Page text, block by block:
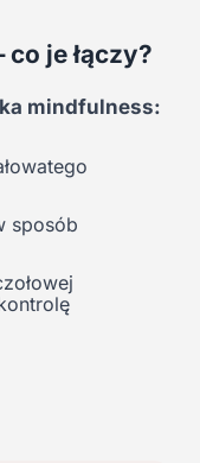
je łączy?
mindfulness:
sposób